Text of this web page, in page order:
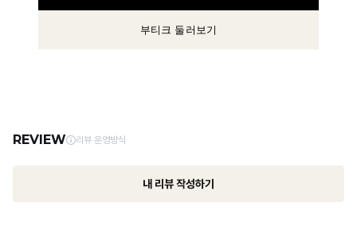
부티크 둘러보기